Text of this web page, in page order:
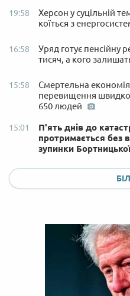
19:58
Херсон у суцільній
коїться з
16:58
Уряд готує пенсійну
тисяч, а кого
15:58
Смертельна економія
перевищення
650 людей
15:01
П'ять днів до
протримається без
зупинки Бортницької